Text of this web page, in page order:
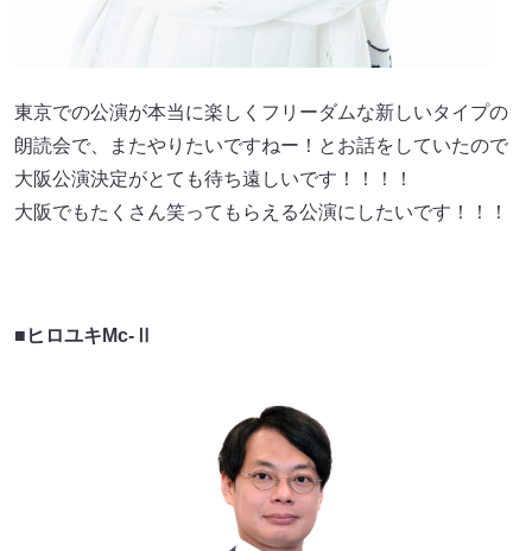
東京での公演が本当に楽しくフリーダムな新しいタイプの
朗読会で、またやりたいですねー！とお話をしていたので
大阪公演決定がとても待ち遠しいです！！！！
大阪でもたくさん笑ってもらえる公演にしたいです！！！
■ ヒロユキMc-Ⅱ